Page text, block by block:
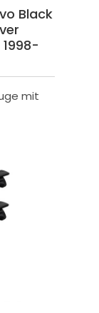
Black
mit